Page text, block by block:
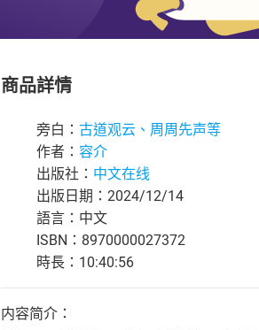
商品詳情
旁白： 古道观云、周周先声等
作者： 容介
出版社： 中文在线
出版日期：2024/12/14
語言：中文
ISBN：8970000027372
時長：10:40:56
内容简介：